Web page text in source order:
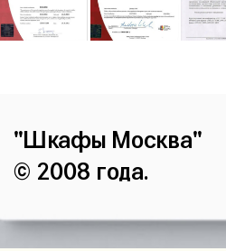
"Шкафы Москва"
© 2008 года.